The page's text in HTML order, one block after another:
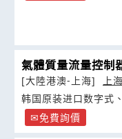
氣體質量流量控制
[大陸港澳-上海]
上
韩国原装进口数字式
免費詢價